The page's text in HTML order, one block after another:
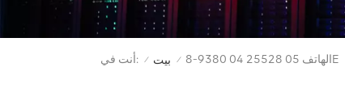
أنت في: / بيت / الهاتف 05 25528 04 9380-8E